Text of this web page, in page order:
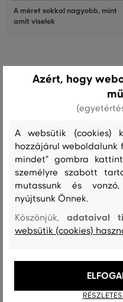
A méret sokkal nagyobb, mint
amit viselek
Méret:
L
Hogy áll?: A
szokásosan
Szín
Méret:
XL
Hogy áll?: A
szokásosan
Géza S.
Szín
Méret:
M
Hogy áll?: A
szokásosan
Szín
Méret:
Hogy áll?: A
Azért, hogy
A websütik (cookies)
hozzájárul weboldalunk
mindet" gombra
személyre szabott
mutassunk és
nyújtsunk Önnek.
Köszönjük,adataival
websütik (cookies)